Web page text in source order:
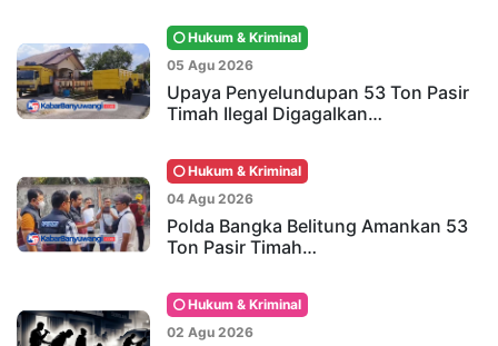
Hukum & Kriminal
05 Agu 2026
Upaya Penyelundupan 53 Ton Pasir
Timah Ilegal Digagalkan…
Hukum & Kriminal
04 Agu 2026
Polda Bangka Belitung Amankan 53
Ton Pasir Timah…
Hukum & Kriminal
02 Agu 2026